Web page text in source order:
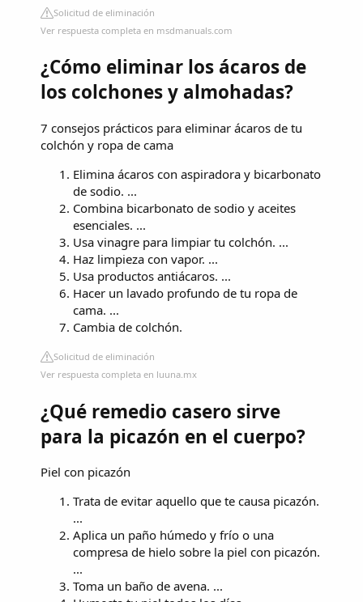
Solicitud de eliminación
Ver respuesta completa en msdmanuals.com
¿Cómo eliminar los ácaros de
los colchones y almohadas?
7 consejos prácticos para eliminar ácaros de tu
colchón y ropa de cama
Elimina ácaros con aspiradora y bicarbonato
de sodio. ...
Combina bicarbonato de sodio y aceites
esenciales. ...
Usa vinagre para limpiar tu colchón. ...
Haz limpieza con vapor. ...
Usa productos antiácaros. ...
Hacer un lavado profundo de tu ropa de
cama. ...
Cambia de colchón.
Solicitud de eliminación
Ver respuesta completa en luuna.mx
¿Qué remedio casero sirve
para la picazón en el cuerpo?
Piel con picazón
Trata de evitar aquello que te causa picazón.
...
Aplica un paño húmedo y frío o una
compresa de hielo sobre la piel con picazón.
...
Toma un baño de avena. ...